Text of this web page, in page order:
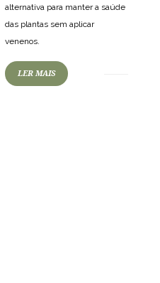
alternativa para manter a saúde
das plantas sem aplicar
venenos.
LER MAIS